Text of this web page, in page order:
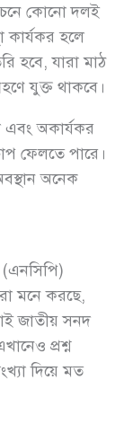
কোনো দলই
কার্যকর হলে
হবে, যারা মাঠ
যুক্ত থাকবে।
এবং অকার্যকর
ফেলতে পারে।
অনেক
(এনসিপি)
মনে করছে,
জাতীয় সনদ
প্রশ্ন
দিয়ে মত